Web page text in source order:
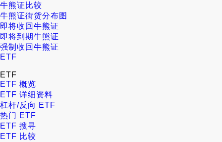
牛熊证比较
牛熊证街货分布图
即将收回牛熊证
即将到期牛熊证
强制收回牛熊证
ETF
ETF
ETF 概览
ETF 详细资料
杠杆/反向 ETF
热门 ETF
ETF 搜寻
ETF 比较